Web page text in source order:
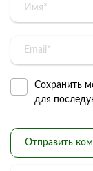
Сохранить
для